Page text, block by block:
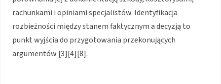
rachunkami i opiniami specjalistów. Identyfikacja
rozbieżności między stanem faktycznym a decyzją to
punkt wyjścia do przygotowania przekonujących
argumentów [3][4][8].